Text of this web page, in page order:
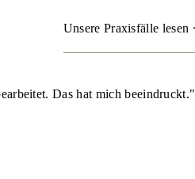
Unsere Praxisfälle lesen
Das hat mich beeindruckt."